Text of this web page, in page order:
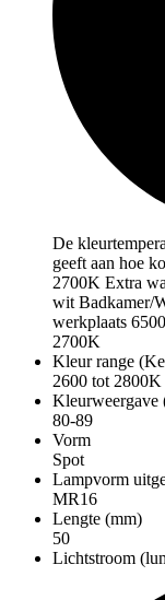
De
geeft aan hoe
2700K Extra
wit Badkamer/
werkplaats
2700K
Kleur range
2600 tot
Kleurweergave
80-89
Vorm
Spot
Lampvorm
MR16
Lengte (mm)
50
Lichtstroom